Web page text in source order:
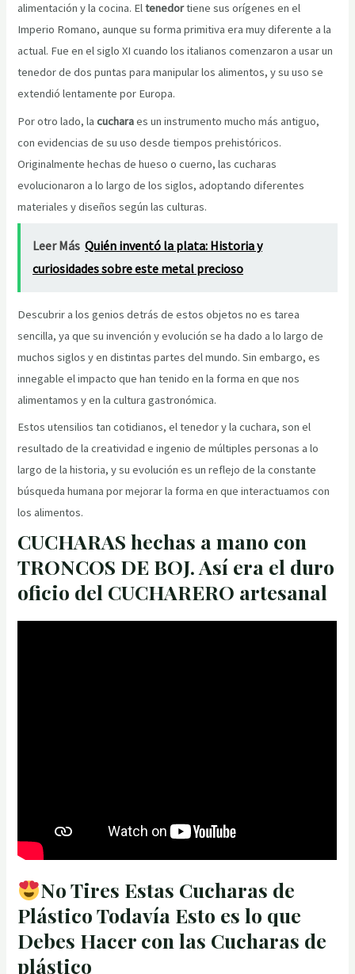
alimentación y la cocina. Eltenedortiene sus orígenes en el
Imperio Romano, aunque su forma primitiva era muy diferente a la
actual. Fue en el siglo XI cuando los italianos comenzaron a usar un
tenedor de dos puntas para manipular los alimentos, y su uso se
extendió lentamente por Europa.
Por otro lado, lacucharaes un instrumento mucho más antiguo,
con evidencias de su uso desde tiempos prehistóricos.
Originalmente hechas de hueso o cuerno, las cucharas
evolucionaron a lo largo de los siglos, adoptando diferentes
materiales y diseños según las culturas.
Leer Más Quién inventó la plata: Historia y
curiosidades sobre este metal precioso
Descubrir a los genios detrás de estos objetos no es tarea
sencilla, ya que su invención y evolución se ha dado a lo largo de
muchos siglos y en distintas partes del mundo. Sin embargo, es
innegable el impacto que han tenido en la forma en que nos
alimentamos y en la cultura gastronómica.
Estos utensilios tan cotidianos, el tenedor y la cuchara, son el
resultado de la creatividad e ingenio de múltiples personas a lo
largo de la historia, y su evolución es un reflejo de la constante
búsqueda humana por mejorar la forma en que interactuamos con
los alimentos.
CUCHARAS hechas a mano con
TRONCOS DE BOJ. Así era el duro
oficio del CUCHARERO artesanal
No Tires Estas Cucharas de
Plástico Todavía Esto es lo que
Debes Hacer con las Cucharas de
plástico